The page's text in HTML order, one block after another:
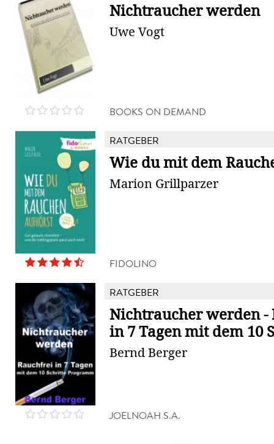
Nichtraucher werden
Uwe Vogt
BOOKS ON DEMAND
RATGEBER
Wie du mit dem
Marion Grillparzer
FIDOLINO
RATGEBER
Nichtraucher werden -
in 7 Tagen mit dem 10
Bernd Berger
JOELNOAH S.A.